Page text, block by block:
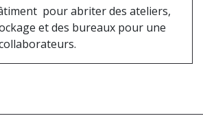
pour abriter des ateliers,
et des bureaux pour une